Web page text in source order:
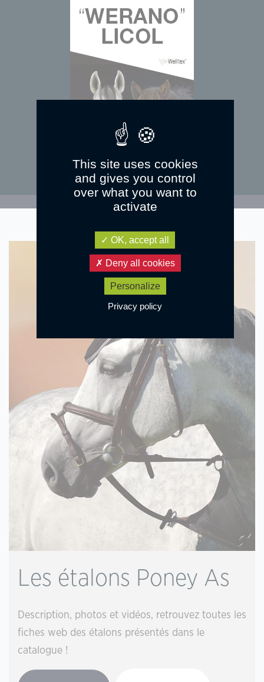
Les étalons Poney As
Description, photos et vidéos, retrouvez toutes les
fiches web des étalons présentés dans le
catalogue !
This site uses cookies
and gives you control
over what you want to
activate
OK, accept all
Deny all cookies
Personalize
Privacy policy